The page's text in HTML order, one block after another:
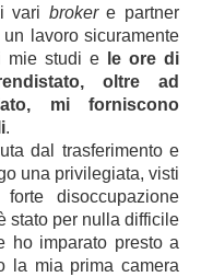
vari brokere partner
lavoro sicuramente
mie studi e
le ore di
oltre ad
mi forniscono
.
dal trasferimento e
una privilegiata, visti
disoccupazione
stato per nulla difficile
ho imparato presto a
la mia prima camera